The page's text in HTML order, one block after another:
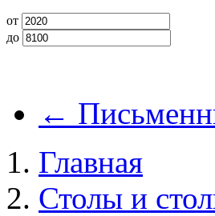
от
до
←
Главная
Столы и